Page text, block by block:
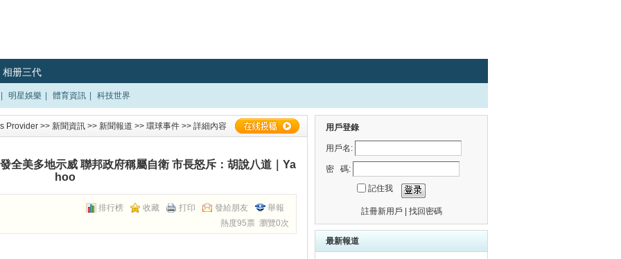
相册三代
明星娛樂 體育資訊 科技世界
Provider >> 新聞資訊 >> 新聞報道 >> 環球事件 >> 詳細內容
全美多地示威 聯邦政府稱屬自衛 市長怒斥：胡說八道｜Ya
hoo
排行榜 收藏 打印 發給朋友
舉報
熱度95票 瀏覽0次
用戶登錄
用戶名:
密 碼:
記住我
註冊新用戶 找回密碼
最新報道